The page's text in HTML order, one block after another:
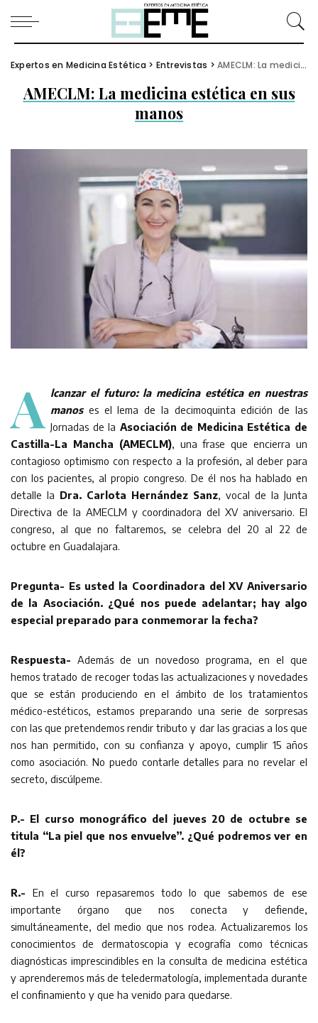
Expertos en Medicina Estética > Entrevistas >AMECLM: La medicina estética en sus manos
AMECLM: La medicina estética en sus
manos
A lcanzar el futuro: la medicina estética en nuestras
manos es el lema de la decimoquinta edición de las
Jornadas de la Asociación de Medicina Estética de
Castilla-La Mancha (AMECLM), una frase que encierra un
contagioso optimismo con respecto a la profesión, al deber para
con los pacientes, al propio congreso. De él nos ha hablado en
detalle la Dra. Carlota Hernández Sanz , vocal de la Junta
Directiva de la AMECLM y coordinadora del XV aniversario. El
congreso, al que no faltaremos, se celebra del 20 al 22 de
octubre en Guadalajara.
Pregunta- Es usted la Coordinadora del XV Aniversario
de la Asociación. ¿Qué nos puede adelantar; hay algo
especial preparado para conmemorar la fecha?
Respuesta- Además de un novedoso programa, en el que
hemos tratado de recoger todas las actualizaciones y novedades
que se están produciendo en el ámbito de los tratamientos
médico-estéticos, estamos preparando una serie de sorpresas
con las que pretendemos rendir tributo y dar las gracias a los que
nos han permitido, con su confianza y apoyo, cumplir 15 años
como asociación. No puedo contarle detalles para no revelar el
secreto, discúlpeme.
P.- El curso monográfico del jueves 20 de octubre se
titula “La piel que nos envuelve”. ¿Qué podremos ver en
él?
R.- En el curso repasaremos todo lo que sabemos de ese
importante órgano que nos conecta y defiende,
simultáneamente, del medio que nos rodea. Actualizaremos los
conocimientos de dermatoscopia y ecografía como técnicas
diagnósticas imprescindibles en la consulta de medicina estética
y aprenderemos más de teledermatología, implementada durante
el confinamiento y que ha venido para quedarse.